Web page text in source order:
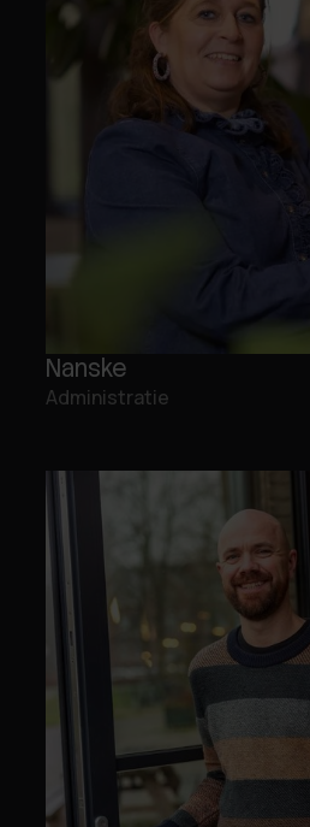
Nanske
Administratie